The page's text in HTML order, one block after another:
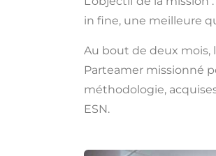
in fine, une meilleure
Au bout de deux mois,
Parteamer missionné
méthodologie,
ESN.